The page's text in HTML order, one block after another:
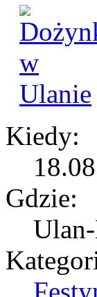
Kiedy:
Gdzie: